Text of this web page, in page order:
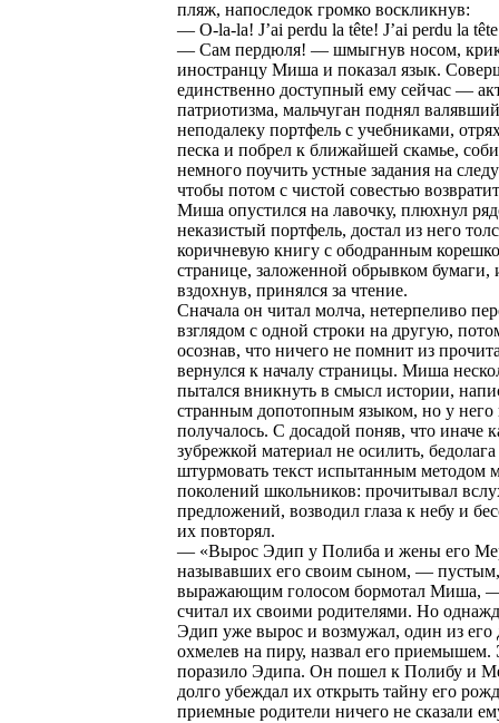
пляж, напоследок громко воскликнув:
— O-la-la! J’ai perdu la tête! J’ai perdu la
— Сам пердюля! — шмыгнув носом,
иностранцу Миша и показал язык.
единственно доступный ему сейчас —
патриотизма, мальчуган поднял
неподалеку портфель с учебниками,
песка и побрел к ближайшей скамье,
немного поучить устные задания на
чтобы потом с чистой совестью
Миша опустился на лавочку, плюхнул
неказистый портфель, достал из него
коричневую книгу с ободранным
странице, заложенной обрывком бумаги,
вздохнув, принялся за чтение.
Сначала он читал молча, нетерпеливо
взглядом с одной строки на другую,
осознав, что ничего не помнит из
вернулся к началу страницы. Миша
пытался вникнуть в смысл истории,
странным допотопным языком, но у него
получалось. С досадой поняв, что иначе
зубрежкой материал не осилить,
штурмовать текст испытанным методом
поколений школьников: прочитывал
предложений, возводил глаза к небу и
их повторял.
— «Вырос Эдип у Полиба и жены его
называвших его своим сыном, —
выражающим голосом бормотал Миша,
считал их своими родителями. Но
Эдип уже вырос и возмужал, один из его
охмелев на пиру, назвал его приемышем.
поразило Эдипа. Он пошел к Полибу и
долго убеждал их открыть тайну его
приемные родители ничего не сказали